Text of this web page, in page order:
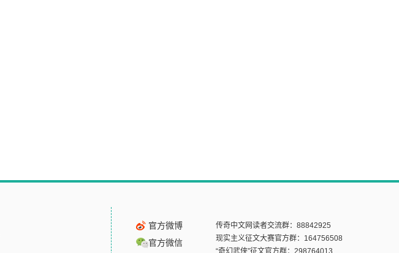
官方微博
官方微信
传奇中文网读者交流群：88842925
现实主义征文大赛官方群：164756508
“奇幻武侠”征文官方群：298764013